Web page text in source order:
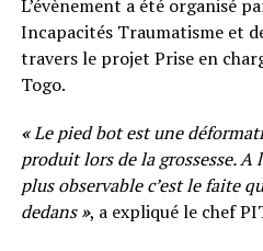
L’évènement a été organisé
Incapacités Traumatisme et
travers le projet Prise en
Togo.
«Le pied bot est une
produit lors de la grossesse. A
plus observable c’est le faite
dedans», a expliqué le chef